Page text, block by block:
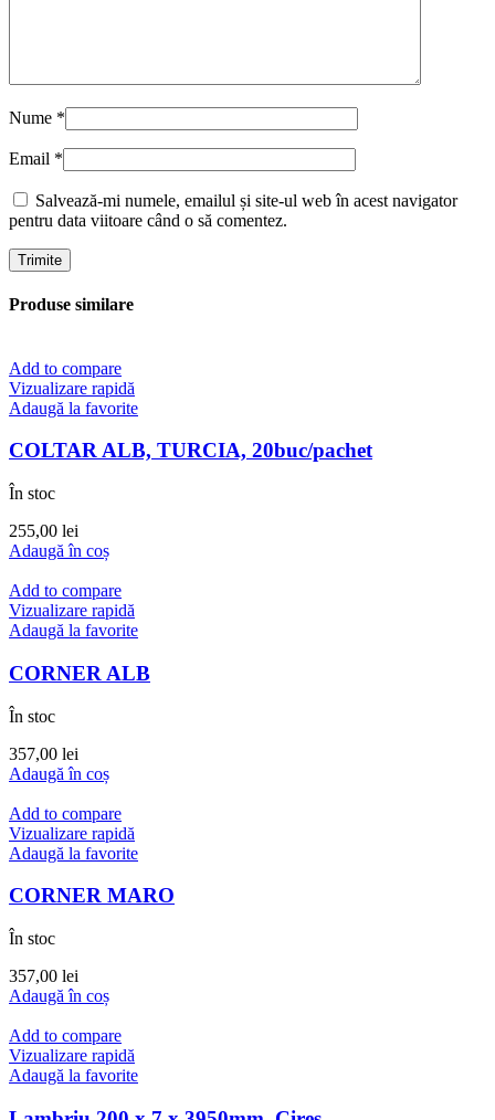
Nume *
Email *
Salvează-mi numele, emailul și site-ul web în acest navigator
pentru data viitoare când o să comentez.
Produse similare
Add to compare
Vizualizare rapidă
Adaugă la favorite
COLTAR ALB, TURCIA, 20buc/pachet
În stoc
255,00 lei
Adaugă în coș
Add to compare
Vizualizare rapidă
Adaugă la favorite
CORNER ALB
În stoc
357,00 lei
Adaugă în coș
Add to compare
Vizualizare rapidă
Adaugă la favorite
CORNER MARO
În stoc
357,00 lei
Adaugă în coș
Add to compare
Vizualizare rapidă
Adaugă la favorite